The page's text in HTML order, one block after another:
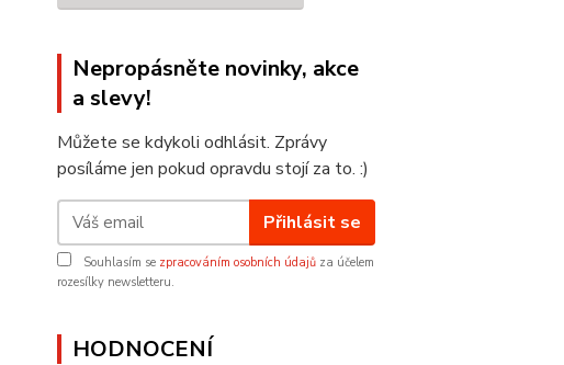
Nepropásněte novinky, akce
a slevy!
Můžete se kdykoli odhlásit. Zprávy
posíláme jen pokud opravdu stojí za to. :)
Přihlásit se
Souhlasím se zpracováním osobních údajů za účelem
rozesílky newsletteru.
HODNOCENÍ